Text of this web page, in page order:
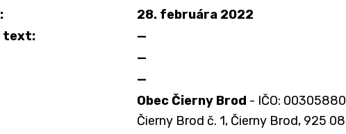
28. februára 2022
text:
—
—
—
Obec Čierny Brod - IČO: 00305880
Čierny Brod č. 1, Čierny Brod, 925 08